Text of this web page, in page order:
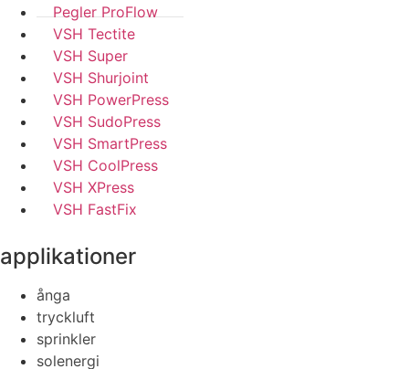
Pegler ProFlow
VSH Tectite
VSH Super
VSH Shurjoint
VSH PowerPress
VSH SudoPress
VSH SmartPress
VSH CoolPress
VSH XPress
VSH FastFix
applikationer
ånga
tryckluft
sprinkler
solenergi